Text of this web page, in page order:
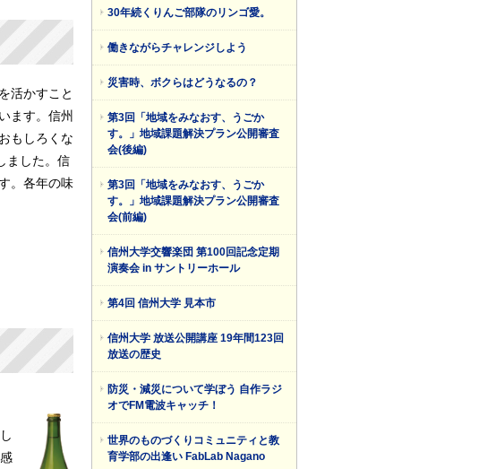
活かすこと
ます。信州
もしろくな
ました。信
。各年の味
30年続くりんご部隊のリンゴ愛。
働きながらチャレンジしよう
災害時、ボクらはどうなるの？
第3回「地域をみなおす、うごか
す。」地域課題解決プラン公開審査
会(後編)
第3回「地域をみなおす、うごか
す。」地域課題解決プラン公開審査
会(前編)
信州大学交響楽団 第100回記念定期
演奏会 in サントリーホール
第4回 信州大学 見本市
信州大学 放送公開講座 19年間123回
放送の歴史
防災・減災について学ぼう 自作ラジ
オでFM電波キャッチ！
世界のものづくりコミュニティと教
育学部の出逢い FabLab Nagano